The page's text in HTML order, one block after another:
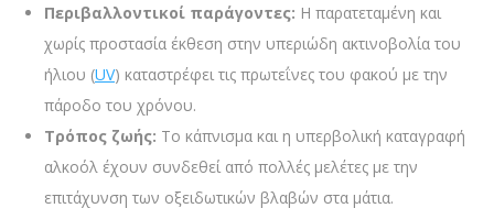
Περιβαλλοντικοί παράγοντες: Η παρατεταμένη και
χωρίς προστασία έκθεση στην υπεριώδη ακτινοβολία του
ήλιου (UV) καταστρέφει τις πρωτεΐνες του φακού με την
πάροδο του χρόνου.
Τρόπος ζωής: Το κάπνισμα και η υπερβολική καταγραφή
αλκοόλ έχουν συνδεθεί από πολλές μελέτες με την
επιτάχυνση των οξειδωτικών βλαβών στα μάτια.